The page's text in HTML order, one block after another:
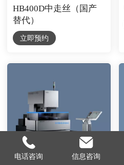
HB400D中走丝（国产
替代）
立即预约
电话咨询 信息咨询